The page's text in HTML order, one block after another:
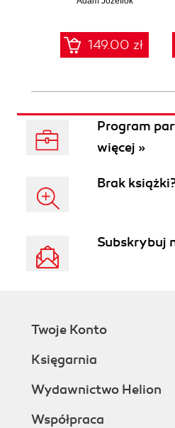
149.00 zł
Program
więcej »
Brak
Subskrybuj
Twoje Konto
Księgarnia
Wydawnictwo Helion
Współpraca